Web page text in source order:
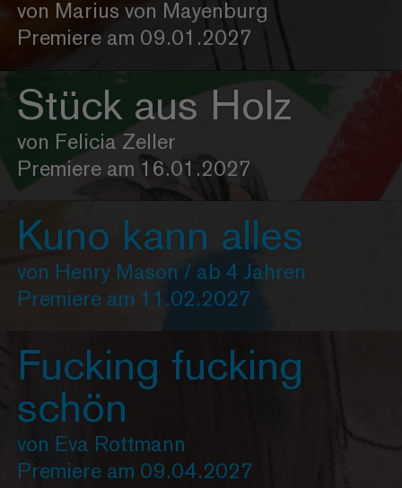
von Marius von Mayenburg
Premiere am 09.01.2027
Stück aus Holz
von Felicia Zeller
Premiere am 16.01.2027
Kuno kann alles
von Henry Mason / ab 4 Jahren
Premiere am 11.02.2027
Fucking fucking
schön
von Eva Rottmann
Premiere am 09.04.2027